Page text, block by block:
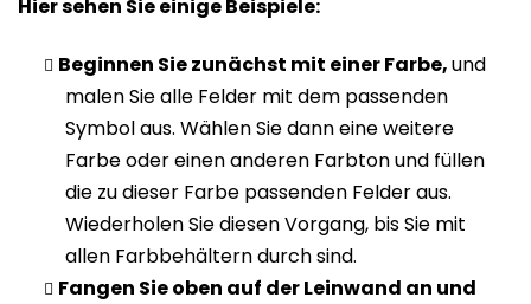
Hier sehen Sie einige Beispiele:
Beginnen Sie zunächst mit einer Farbe,und
malen Sie alle Felder mit dem passenden
Symbol aus. Wählen Sie dann eine weitere
Farbe oder einen anderen Farbton und füllen
die zu dieser Farbe passenden Felder aus.
Wiederholen Sie diesen Vorgang, bis Sie mit
allen Farbbehältern durch sind.
Fangen Sie oben auf der Leinwand an und